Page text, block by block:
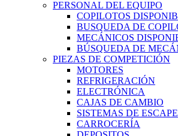
PERSONAL DEL EQUIPO
COPILOTOS
BUSQUEDA DE
MECÁNICOS
BÚSQUEDA DE
PIEZAS DE COMPETICIÓN
MOTORES
REFRIGERACIÓN
ELECTRÓNICA
CAJAS DE CAMBIO
SISTEMAS DE ESCAPE
CARROCERÍA